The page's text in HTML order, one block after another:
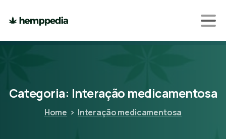
Categoria: Interação medicamentosa
Home Interação medicamentosa